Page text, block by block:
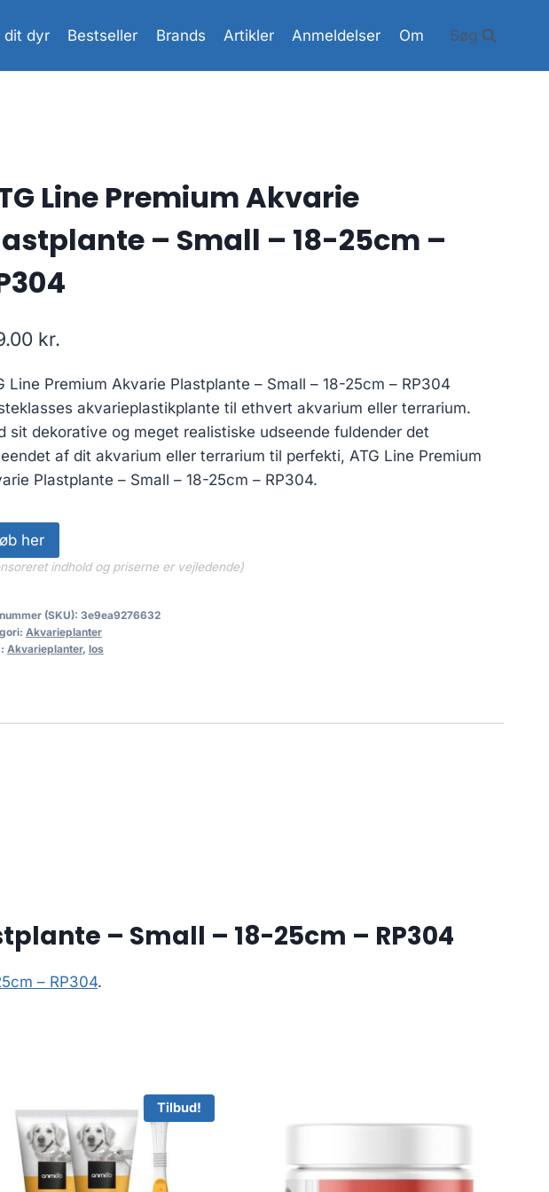
dit dyr Bestseller Brands Artikler Anmeldelser Om Søg
Line Premium Akvarie
– Small – 18-25cm –
kr.
Line Premium Akvarie Plastplante – Small – 18-25cm – RP304
akvarieplastikplante til ethvert akvarium eller terrarium.
sit dekorative og meget realistiske udseende fuldender det
af dit akvarium eller terrarium til perfekti, ATG Line Premium
Plastplante – Small – 18-25cm – RP304.
her
indhold og priserne er vejledende)
(SKU): 3e9ea9276632
Akvarieplanter
Akvarieplanter, los
– Small – 18-25cm – RP304
– RP304.
Tilbud!